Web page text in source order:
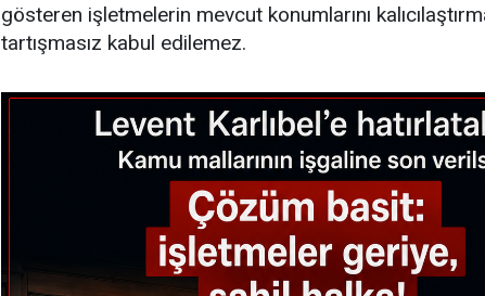
gösteren işletmelerin mevcut konumlarını
tartışmasız kabul edilemez.